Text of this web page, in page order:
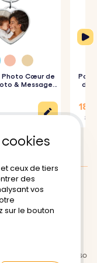
sobre et
partout.
importez l’image
la date ou le
dos.
personnalisé
instructions, pour
Photo Cœur de
& Message
de
d'utilisation
nous | Portecleperso
0/5
ceux de tiers
des
vos
sur le bouton